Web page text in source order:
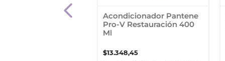
Elvive
Acondicionador Pantene
Pro-V Restauración 400
Ml
$13.348,45